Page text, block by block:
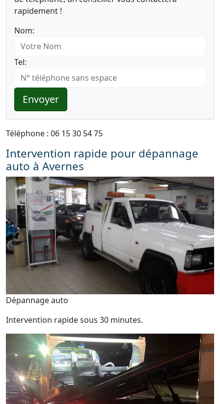
rapidement !
Nom:
Tel:
Envoyer
Téléphone : 06 15 30 54 75
Intervention rapide pour dépannage
auto à Avernes
Dépannage auto
Intervention rapide sous 30 minutes.